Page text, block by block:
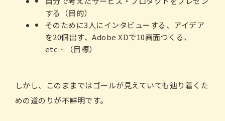
する（目的）
そのために3人にインタビューする、アイデア
を20個出す、Adobe XDで10画面つくる、
etc…（目標）
しかし、このままではゴールが見えていても辿り着くた
めの道のりが不鮮明です。